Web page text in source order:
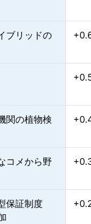
ブリッドの
関の植物検
コメから野
保証制度